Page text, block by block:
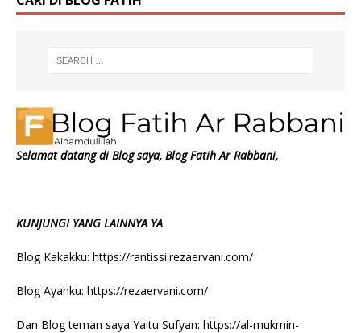
Selamat datang di Blog saya, Blog Fatih Ar Rabbani,
KUNJUNGI YANG LAINNYA YA
Blog Kakakku: https://rantissi.rezaervani.com/
Blog Ayahku: https://rezaervani.com/
Dan Blog teman saya Yaitu Sufyan: https://al-mukmin-